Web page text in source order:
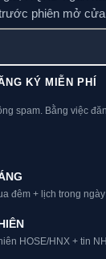
phiên mở
KÝ MIỄN PHÍ
spam. Bằng việc
đêm + lịch trong ngày
HOSE/HNX + tin